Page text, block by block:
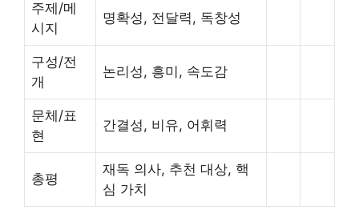
주제/메
시지
명확성, 전달력, 독창성
구성/전
개
논리성, 흥미, 속도감
문체/표
현
간결성, 비유, 어휘력
총평
재독 의사, 추천 대상, 핵
심 가치